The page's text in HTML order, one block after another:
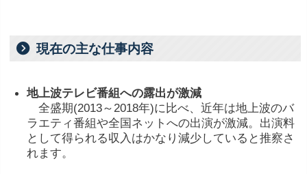
現在の主な仕事内容
地上波テレビ番組への露出が激減
全盛期(2013～2018年)に比べ、 近年は地上波のバ
ラエティ番組や全国ネット への出演が激減。 出演料
として得られる収入 はかなり 減少している と推察さ
れます。